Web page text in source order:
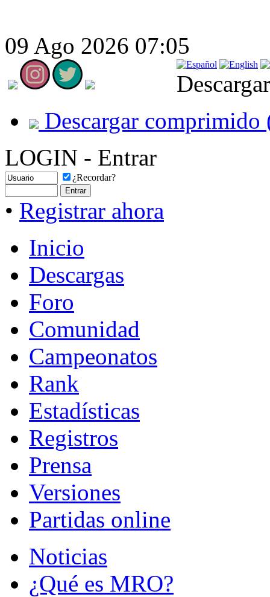
09 Ago 2026 07:05
Descargar comprimido
LOGIN - Entrar
¿Recordar?
• Registrar ahora
Inicio
Descargas
Foro
Comunidad
Campeonatos
Rank
Estadísticas
Registros
Prensa
Versiones
Partidas online
Noticias
¿Qué es MRO?